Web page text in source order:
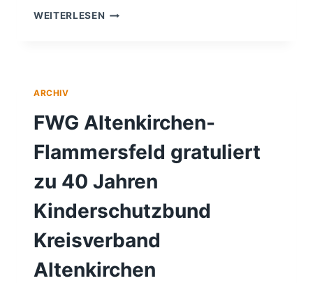
WEITERLESEN GEMEINDEN
ARCHIV
FWG Altenkirchen-
Flammersfeld gratuliert
zu 40 Jahren
Kinderschutzbund
Kreisverband
Altenkirchen